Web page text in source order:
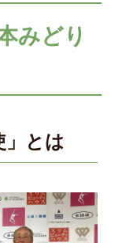
みどり
」とは